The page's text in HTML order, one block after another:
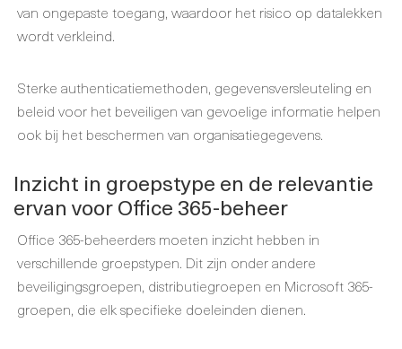
van ongepaste toegang, waardoor het risico op datalekken
wordt verkleind.
Sterke authenticatiemethoden, gegevensversleuteling en
beleid voor het beveiligen van gevoelige informatie helpen
ook bij het beschermen van organisatiegegevens.
Inzicht in groepstype en de relevantie
ervan voor Office 365-beheer
Office 365-beheerders moeten inzicht hebben in
verschillende groepstypen. Dit zijn onder andere
beveiligingsgroepen, distributiegroepen en Microsoft 365-
groepen, die elk specifieke doeleinden dienen.